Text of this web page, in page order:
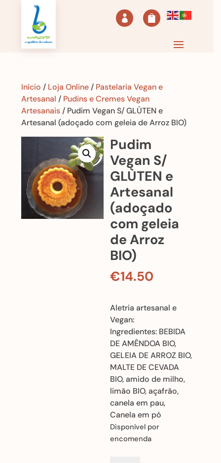
 
Início / Loja Online / Pastelaria Vegan e
Artesanal / Pudins e Cremes Vegan
Artesanais / Pudim Vegan S/ GLÙTEN e
Artesanal (adoçado com geleia de Arroz BIO)
Pudim
Vegan S/
GLÙTEN e
Artesanal
(adoçado
com geleia
de Arroz
BIO)
€14.50
Aletria artesanal e
Vegan:
Ingredientes: BEBIDA
DE AMÊNDOA BIO,
GELEIA DE ARROZ BIO,
MALTE DE CEVADA
BIO, amido de milho,
limão BIO, açafrão,
canela em pau,
Canela em pó
Disponível por
encomenda